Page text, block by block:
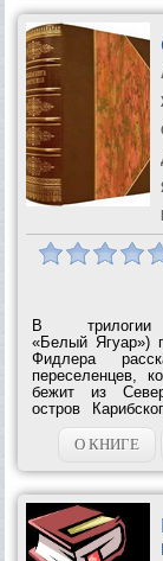
В трилогии
«Белый Ягуар»)
Фидлера
переселенцев,
бежит из
остров
индейцев-
О КНИГЕ